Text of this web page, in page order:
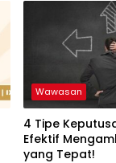
Wawasan
4 Tipe
Efektif
yang Tepat!